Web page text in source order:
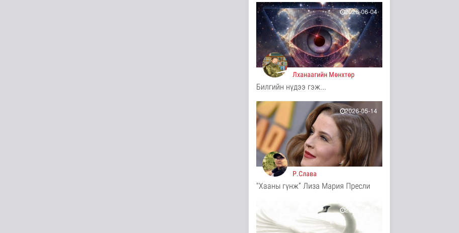
Нийгэм
8 цаг 53 минутын өмнө
Турк, Саудын Араб,
Пакистан улсууд
батлан хамгаа..
Дэлхийд
8 цаг 56 минутын өмнө
"Онцгой амралт-2026"
реалити шоуны зургийг
авч э..
Нийгэм
8 цаг 58 минутын өмнө
Монгол-Оросын зэвсэгт
хүчний байлдааны
буудлагат..
Нийгэм
8 цаг 1 минутын өмнө
Цагааннуур суманд 23
Нийгэм
8 цаг 6 минутын өмнө
2026-06-04
Лханаагийн Мөнхтөр
Билгийн нүдээ гэж...
2026-05-14
Р.Слава
"Хааны гүнж” Лиза Мария Пресли
2026-05-14